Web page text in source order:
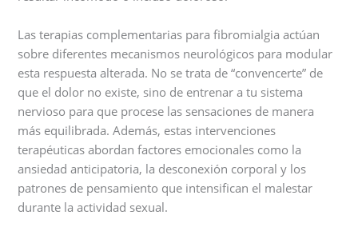
Las terapias complementarias para fibromialgia actúan
sobre diferentes mecanismos neurológicos para modular
esta respuesta alterada. No se trata de “convencerte” de
que el dolor no existe, sino de entrenar a tu sistema
nervioso para que procese las sensaciones de manera
más equilibrada. Además, estas intervenciones
terapéuticas abordan factores emocionales como la
ansiedad anticipatoria, la desconexión corporal y los
patrones de pensamiento que intensifican el malestar
durante la actividad sexual.